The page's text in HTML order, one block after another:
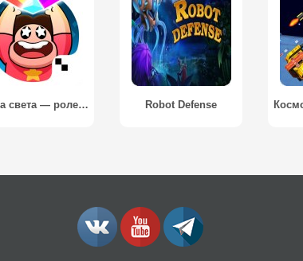
Атака света — ролевая игра / Attack the Light Robot Defense